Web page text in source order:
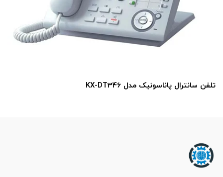
تلفن سانترال پاناسونیک مدل KX-DT343